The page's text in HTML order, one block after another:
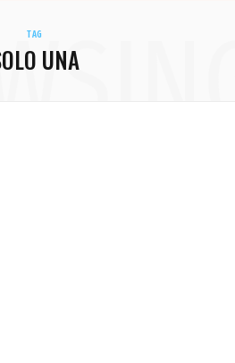
TAG
UNA